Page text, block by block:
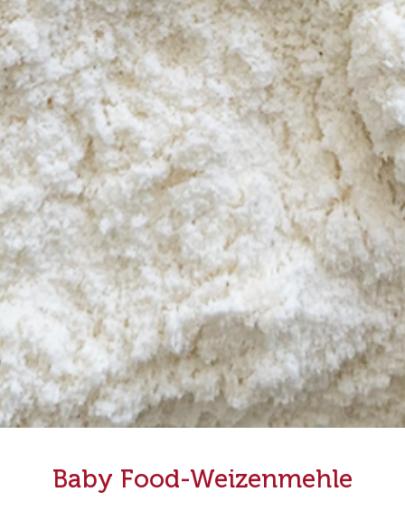
Gepuffte Körner und geröstete
Zutaten
Produkte für die Pet Food
Herstellung
Baby Food-Weizenmehle